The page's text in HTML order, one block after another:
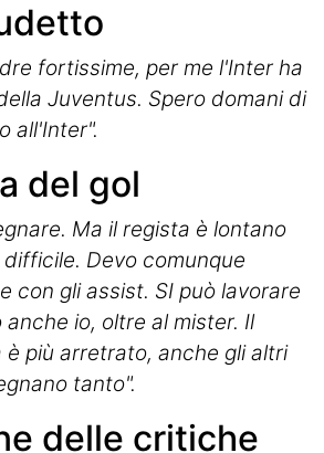
fortissime, per me l'Inter ha
Juventus. Spero domani di
all'Inter".
del gol
Ma il regista è lontano
Devo comunque
con gli assist. SI può lavorare
anche io, oltre al mister. Il
è più arretrato, anche gli altri
tanto".
delle critiche